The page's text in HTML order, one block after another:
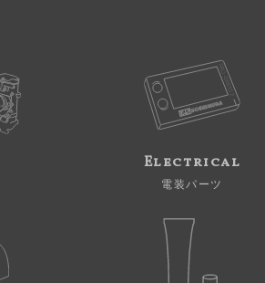
Electrical
電装パーツ